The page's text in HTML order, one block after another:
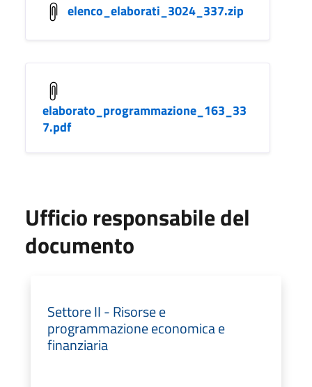
elenco_elaborati_3024_337.zip
elaborato_programmazione_163_33
7.pdf
Ufficio responsabile del
documento
Settore II - Risorse e
programmazione economica e
finanziaria